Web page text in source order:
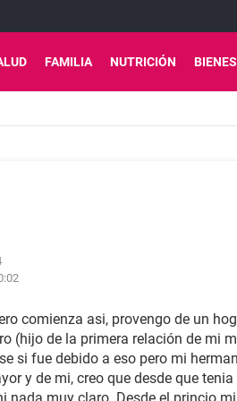
FAMILIA NUTRICIÓN
comienza asi, provengo de un
(hijo de la primera relación de mi
si fue debido a eso pero mi
y de mi, creo que desde que